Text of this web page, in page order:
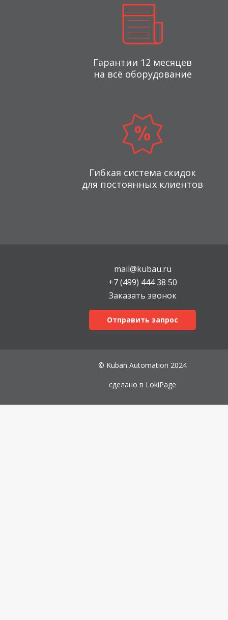
Гарантии 12 месяцев
на всё оборудование
Гибкая система скидок
для постоянных клиентов
mail@kubau.ru
+7 (499) 444 38 50
Заказать звонок
Отправить запрос
© Kuban Automation 2024
сделано в LokiPage